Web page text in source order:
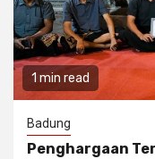
1 min read
Badung
Penghargaan